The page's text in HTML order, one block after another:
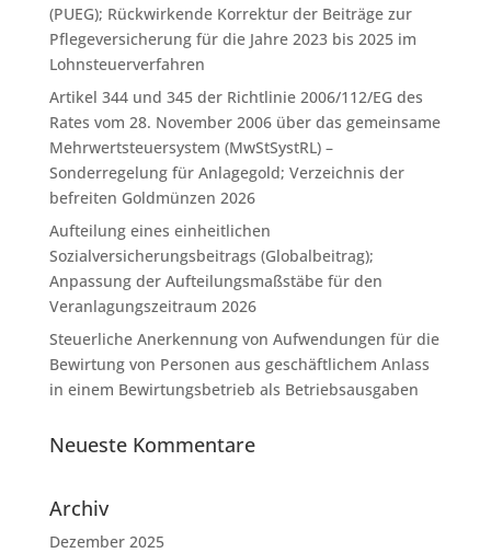
(PUEG); Rückwirkende Korrektur der Beiträge zur
Pflegeversicherung für die Jahre 2023 bis 2025 im
Lohnsteuerverfahren
Artikel 344 und 345 der Richtlinie 2006/112/EG des
Rates vom 28. November 2006 über das gemeinsame
Mehrwertsteuersystem (MwStSystRL) –
Sonderregelung für Anlagegold; Verzeichnis der
befreiten Goldmünzen 2026
Aufteilung eines einheitlichen
Sozialversicherungsbeitrags (Globalbeitrag);
Anpassung der Aufteilungsmaßstäbe für den
Veranlagungszeitraum 2026
Steuerliche Anerkennung von Aufwendungen für die
Bewirtung von Personen aus geschäftlichem Anlass
in einem Bewirtungsbetrieb als Betriebsausgaben
Neueste Kommentare
Archiv
Dezember 2025